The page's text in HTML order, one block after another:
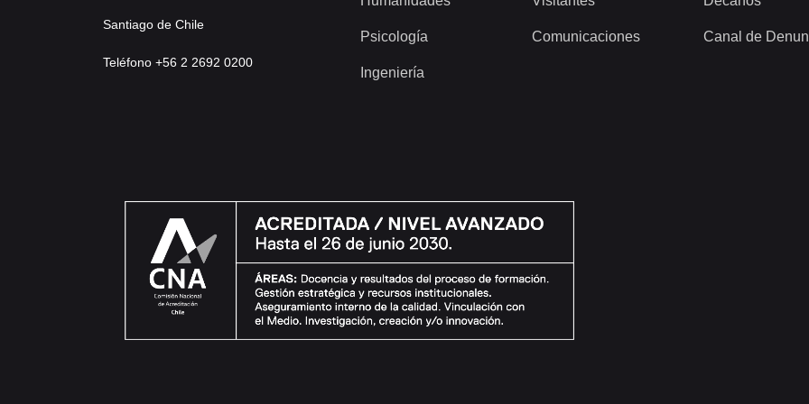
Santiago de Chile
Teléfono +56 2 2692 0200
Psicología
Ingeniería
Comunicaciones Canal de